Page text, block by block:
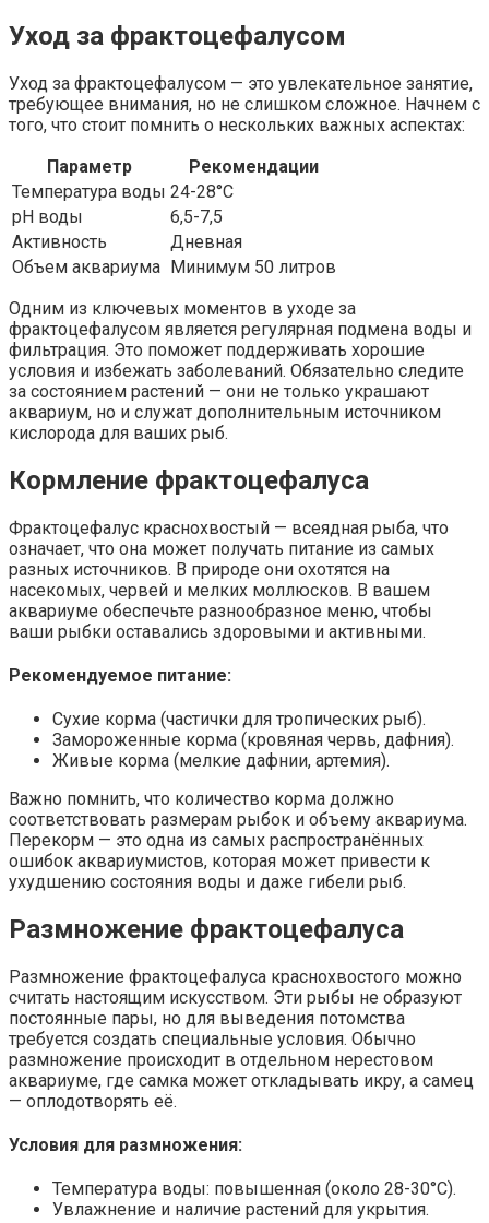
Уход за фрактоцефалусом
Уход за фрактоцефалусом — это увлекательное занятие,
требующее внимания, но не слишком сложное. Начнем с
того, что стоит помнить о нескольких важных аспектах:
Параметр
Рекомендации
Температура воды 24-28°C
pH воды
6,5-7,5
Активность
Дневная
Объем аквариума Минимум 50 литров
Одним из ключевых моментов в уходе за
фрактоцефалусом является регулярная подмена воды и
фильтрация. Это поможет поддерживать хорошие
условия и избежать заболеваний. Обязательно следите
за состоянием растений — они не только украшают
аквариум, но и служат дополнительным источником
кислорода для ваших рыб.
Кормление фрактоцефалуса
Фрактоцефалус краснохвостый — всеядная рыба, что
означает, что она может получать питание из самых
разных источников. В природе они охотятся на
насекомых, червей и мелких моллюсков. В вашем
аквариуме обеспечьте разнообразное меню, чтобы
ваши рыбки оставались здоровыми и активными.
Рекомендуемое питание:
Сухие корма (частички для тропических рыб).
Замороженные корма (кровяная червь, дафния).
Живые корма (мелкие дафнии, артемия).
Важно помнить, что количество корма должно
соответствовать размерам рыбок и объему аквариума.
Перекорм — это одна из самых распространённых
ошибок аквариумистов, которая может привести к
ухудшению состояния воды и даже гибели рыб.
Размножение фрактоцефалуса
Размножение фрактоцефалуса краснохвостого можно
считать настоящим искусством. Эти рыбы не образуют
постоянные пары, но для выведения потомства
требуется создать специальные условия. Обычно
размножение происходит в отдельном нерестовом
аквариуме, где самка может откладывать икру, а самец
— оплодотворять её.
Условия для размножения:
Температура воды: повышенная (около 28-30°C).
Увлажнение и наличие растений для укрытия.